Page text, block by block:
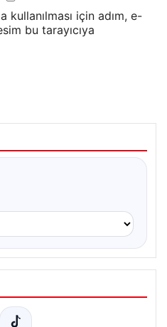
kullanılması için adım, e-
bu tarayıcıya